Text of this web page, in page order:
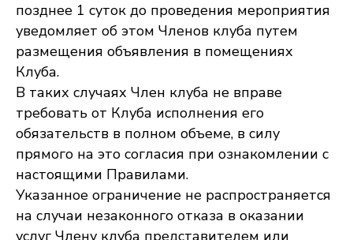
позднее 1 суток до проведения мероприятия
уведомляет об этом Членов клуба путем
размещения объявления в помещениях
Клуба.
В таких случаях Член клуба не вправе
требовать от Клуба исполнения его
обязательств в полном объеме, в силу
прямого на это согласия при ознакомлении с
настоящими Правилами.
Указанное ограничение не распространяется
на случаи незаконного отказа в оказании
услуг Члену клуба представителем или